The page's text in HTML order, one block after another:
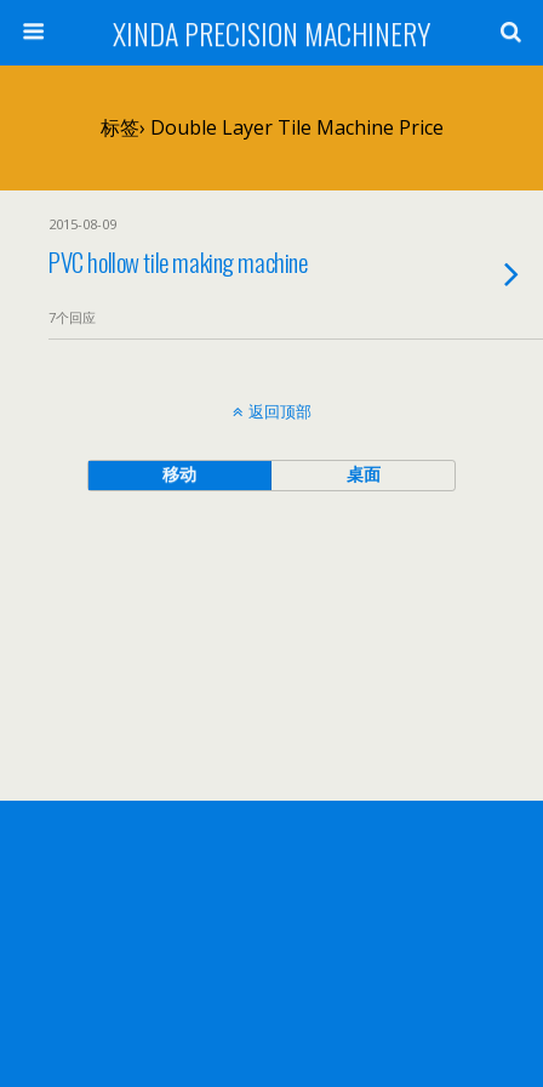
XINDA PRECISION MACHINERY
标签› Double Layer Tile Machine Price
2015-08-09
PVC hollow tile making machine
7个回应
返回顶部
移动 桌面